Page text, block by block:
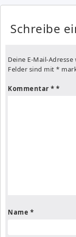
Schreibe
Deine E-Mail-
Felder sind mit *
Kommentar *
Name *